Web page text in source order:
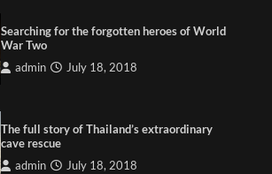
Searching for the forgotten heroes of World
War Two
admin July 18, 2018
The full story of Thailand’s extraordinary
cave rescue
admin July 18, 2018